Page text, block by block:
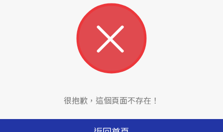
很抱歉，這個頁面不存在！